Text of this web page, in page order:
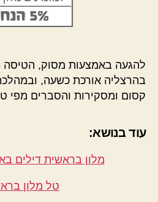
להגעה באמצעות מסוק,
בהרצליה אורכת כשעה,
קסום ומסקירות והסברים מפי
עוד בנושא:
מלון בראשית דילים
טל מלון